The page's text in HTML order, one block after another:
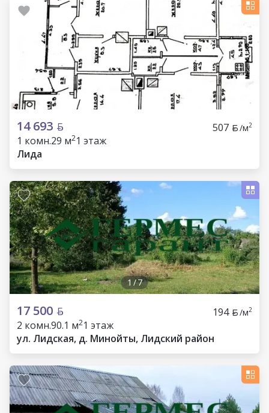
14 693 507 /м2
1 комн.29 м21 этаж
Лида
1 /7
17 500 194 /м2
2 комн.90.1 м21 этаж
ул. Лидская, д. Минойты, Лидский район